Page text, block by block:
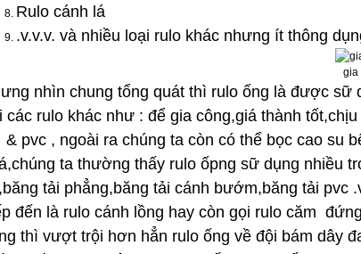
Rulo cánh lá
.v.v.v. và nhiều loại rulo khác nhưng ít thông
gia
nhìn chung tổng quát thì rulo ống là được
các rulo khác như : để gia công,giá thành
pvc , ngoài ra chúng ta còn có thể bọc cao su
ta thường thấy rulo ốpng sữ dụng nhiều
,băng tải phẳng,băng tải cánh bướm,băng tải pvc
đến là rulo cánh lồng hay còn gọi rulo căm
thì vượt trội hơn hẳn rulo ống về đội bám dây